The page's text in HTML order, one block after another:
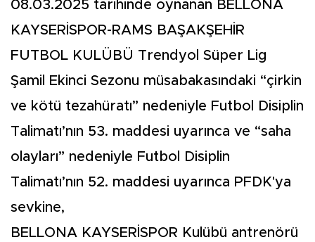
08.03.2025 tarihinde oynanan BELLONA
KAYSERİSPOR-RAMS BAŞAKŞEHİR
FUTBOL KULÜBÜ Trendyol Süper Lig
Şamil Ekinci Sezonu müsabakasındaki “çirkin
ve kötü tezahüratı” nedeniyle Futbol Disiplin
Talimatı’nın 53. maddesi uyarınca ve “saha
olayları” nedeniyle Futbol Disiplin
Talimatı’nın 52. maddesi uyarınca PFDK'ya
sevkine,
BELLONA KAYSERİSPOR Kulübü antrenörü